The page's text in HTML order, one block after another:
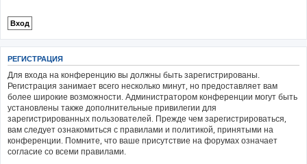
РЕГИСТРАЦИЯ
Для входа на конференцию вы должны быть зарегистрированы.
Регистрация занимает всего несколько минут, но предоставляет вам
более широкие возможности. Администратором конференции могут быть
установлены также дополнительные привилегии для
зарегистрированных пользователей. Прежде чем зарегистрироваться,
вам следует ознакомиться с правилами и политикой, принятыми на
конференции. Помните, что ваше присутствие на форумах означает
согласие со всеми правилами.